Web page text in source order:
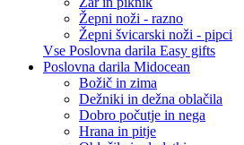
Žepni noži - razno
Žepni švicarski noži - pipci
Vse Poslovna darila Easy gifts
Poslovna darila Midocean
Božič in zima
Dežniki in dežna oblačila
Dobro počutje in nega
Hrana in pitje